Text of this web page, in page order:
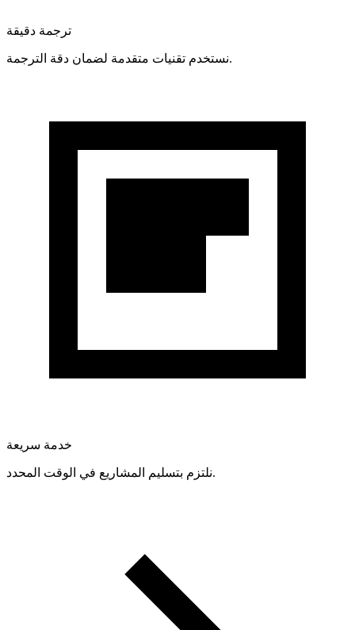
ترجمة دقيقة
نستخدم تقنيات متقدمة لضمان دقة الترجمة.
خدمة سريعة
نلتزم بتسليم المشاريع في الوقت المحدد.